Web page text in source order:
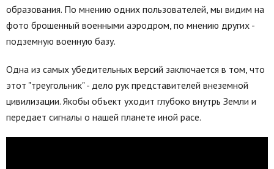
образования. По мнению одних пользователей, мы видим на
фото брошенный военными аэродром, по мнению других -
подземную военную базу.
Одна из самых убедительных версий заключается в том, что
этот "треугольник" - дело рук представителей внеземной
цивилизации. Якобы объект уходит глубоко внутрь Земли и
передает сигналы о нашей планете иной расе.